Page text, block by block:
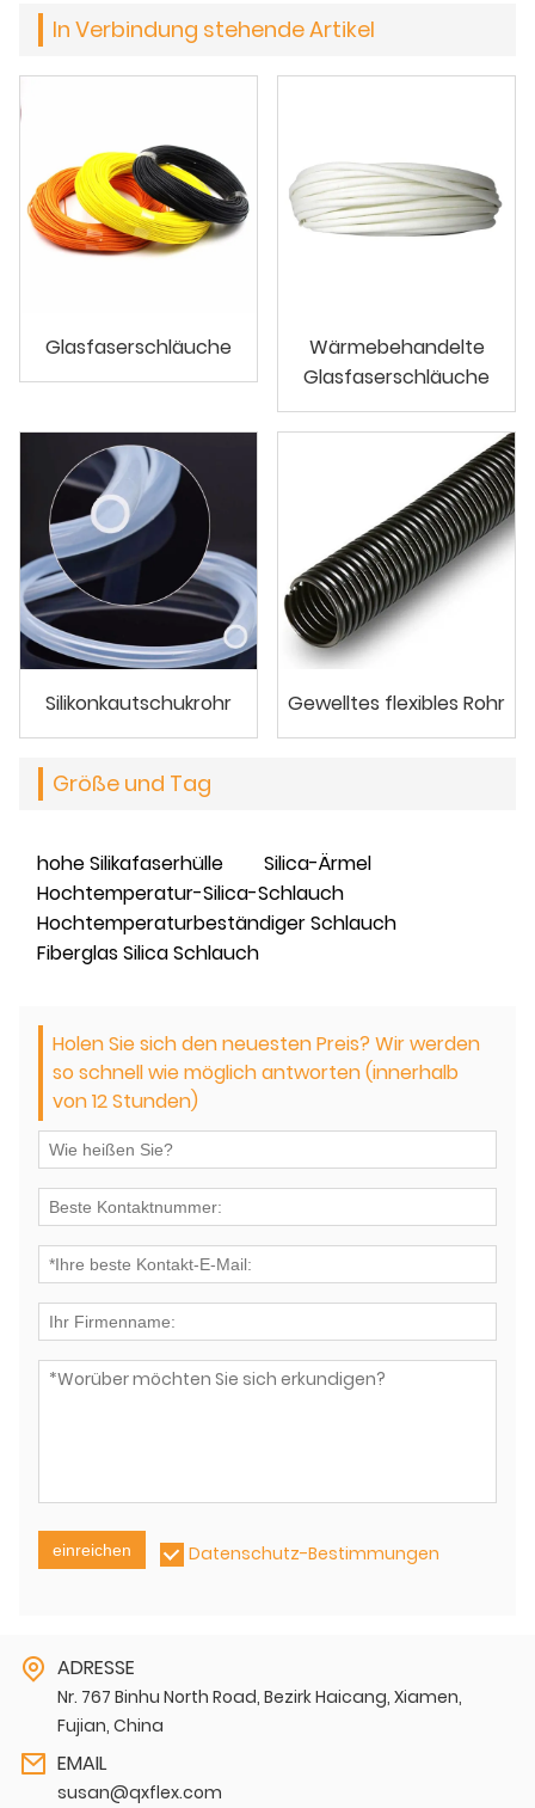
In Verbindung stehende Artikel
Glasfaserschläuche
Wärmebehandelte
Glasfaserschläuche
Silikonkautschukrohr Gewelltes flexibles Rohr
Größe und Tag
hohe Silikafaserhülle
Silica-Ärmel
Hochtemperatur-Silica-Schlauch
Hochtemperaturbeständiger Schlauch
Fiberglas Silica Schlauch
Holen Sie sich den neuesten Preis? Wir werden
so schnell wie möglich antworten (innerhalb
von 12 Stunden)
einreichen Datenschutz-Bestimmungen
ADRESSE
Nr. 767 Binhu North Road, Bezirk Haicang, Xiamen,
Fujian, China
EMAIL
susan@qxflex.com